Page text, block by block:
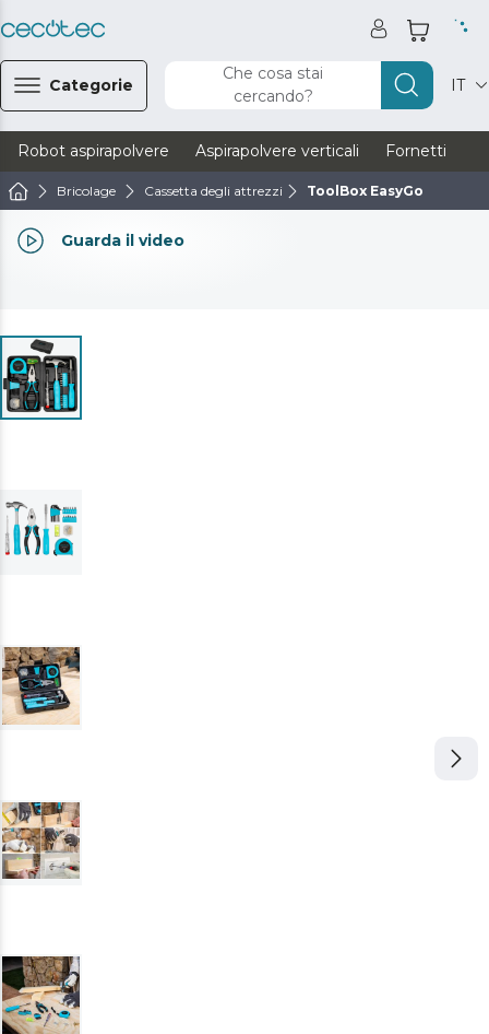
Categorie
Che cosa stai
cercando?
IT
Robot aspirapolvere Aspirapolvere verticali Fornetti
Bricolage Cassetta degli attrezzi ToolBox EasyGo
Guarda il video